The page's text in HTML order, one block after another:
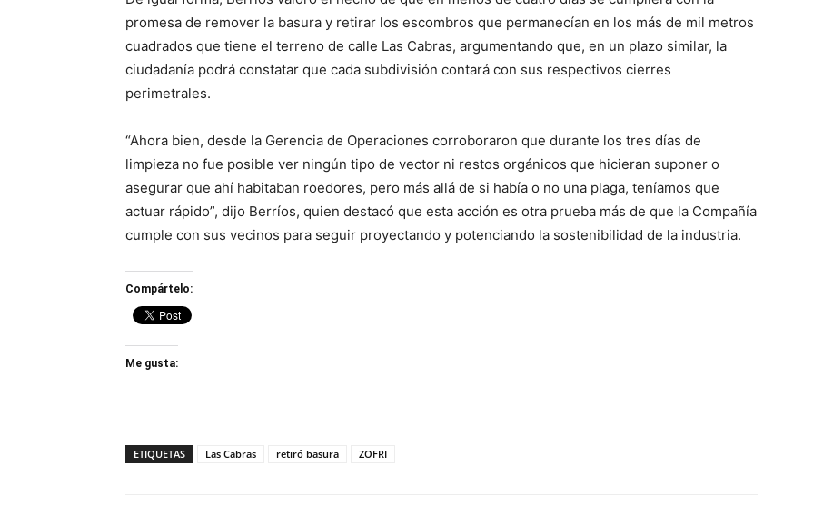
promesa de remover la basura y retirar los escombros que permanecían en los más de mil metros
cuadrados que tiene el terreno de calle Las Cabras, argumentando que, en un plazo similar, la
ciudadanía podrá constatar que cada subdivisión contará con sus respectivos cierres
perimetrales.
“Ahora bien, desde la Gerencia de Operaciones corroboraron que durante los tres días de
limpieza no fue posible ver ningún tipo de vector ni restos orgánicos que hicieran suponer o
asegurar que ahí habitaban roedores, pero más allá de si había o no una plaga, teníamos que
actuar rápido”, dijo Berríos, quien destacó que esta acción es otra prueba más de que la Compañía
cumple con sus vecinos para seguir proyectando y potenciando la sostenibilidad de la industria.
Compártelo:
Me gusta:
ETIQUETAS Las Cabras retiró basura ZOFRI